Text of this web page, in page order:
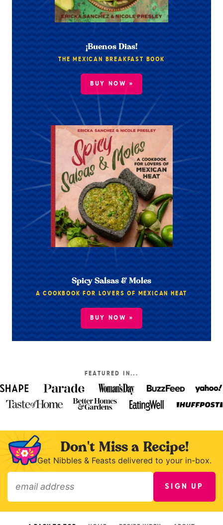
¡Buenos Dias!
THE MEXICAN BREAKFAST BOOK
BUY NOW »
Spicy Salsas & Moles
A COOKBOOK FOR LOVERS OF MEXICAN HEAT
BUY NOW »
FEATURED IN...
Don't Miss a Recipe!
Get Nibbles & Feasts delivered to your in-box.
SIGN UP